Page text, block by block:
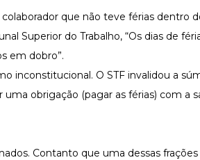
que não teve férias dentro
Superior do Trabalho, “Os dias de
em dobro”.
inconstitucional. O STF invalidou a
obrigação (pagar as férias) com a
Contanto que uma dessas frações